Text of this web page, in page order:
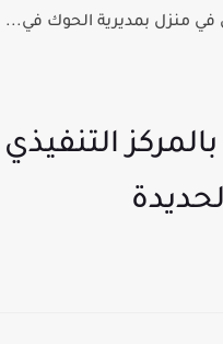
في منزل بمديرية الحوك في...